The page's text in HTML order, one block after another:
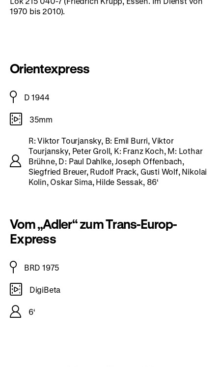
1970 bis 2010).
Orientexpress
D 1944
35mm
R: Viktor Tourjansky, B: Emil Burri, Viktor
Tourjansky, Peter Groll, K: Franz Koch, M: Lothar
Brühne, D: Paul Dahlke, Joseph Offenbach,
Siegfried Breuer, Rudolf Prack, Gusti Wolf, Nikolai
Kolin, Oskar Sima, Hilde Sessak, 86‘
Vom „Adler“ zum Trans-Europ-
Express
BRD 1975
DigiBeta
6‘